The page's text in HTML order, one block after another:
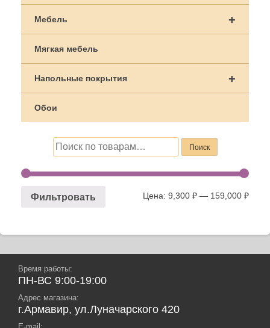
+
Мебель
Мягкая мебель
+
Напольные покрытия
Обои
Искать: Поиск
Фильтровать Цена: 9,300 ₽ — 159,000 ₽
Время работы:
ПН-ВС 9:00-19:00
Адрес магазина:
г.Армавир, ул.Луначарского 420